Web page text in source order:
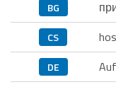
BG
CS
DE